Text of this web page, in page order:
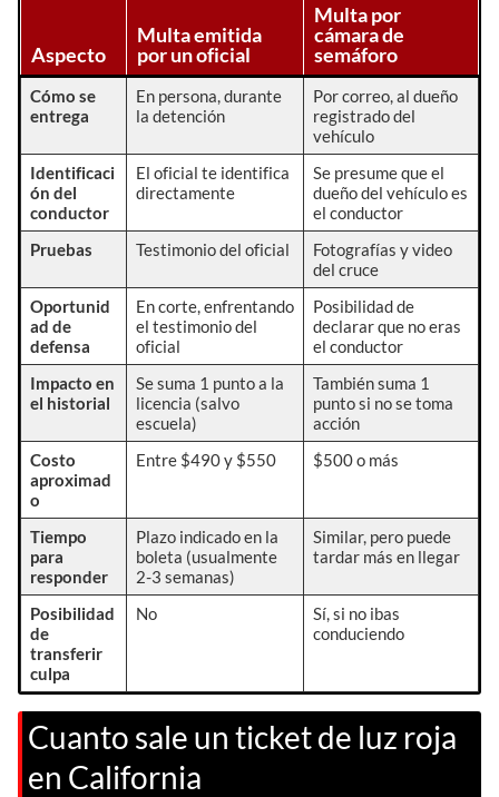
Aspecto
Multa emitida
por un oficial
Multa por
cámara de
semáforo
Cómo se
entrega
En persona, durante
la detención
Por correo, al dueño
registrado del
vehículo
Identificaci
ón del
conductor
El oficial te identifica
directamente
Se presume que el
dueño del vehículo es
el conductor
Pruebas
Testimonio del oficial
Fotografías y video
del cruce
Oportunid
ad de
defensa
En corte, enfrentando
el testimonio del
oficial
Posibilidad de
declarar que no eras
el conductor
Impacto en
el historial
Se suma 1 punto a la
licencia (salvo
escuela)
También suma 1
punto si no se toma
acción
Costo
aproximad
o
Entre $490 y $550 $500 o más
Tiempo
para
responder
Plazo indicado en la
boleta (usualmente
2-3 semanas)
Similar, pero puede
tardar más en llegar
Posibilidad
de
transferir
culpa
No
Sí, si no ibas
conduciendo
Cuanto sale un ticket de luz roja
en California